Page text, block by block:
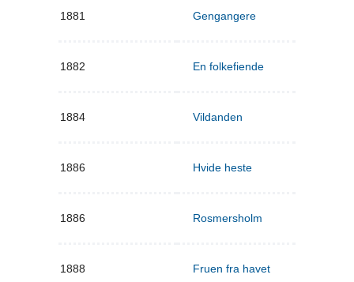
1881 Gengangere
1882 En folkefiende
1884 Vildanden
1886 Hvide heste
1886 Rosmersholm
1888 Fruen fra havet